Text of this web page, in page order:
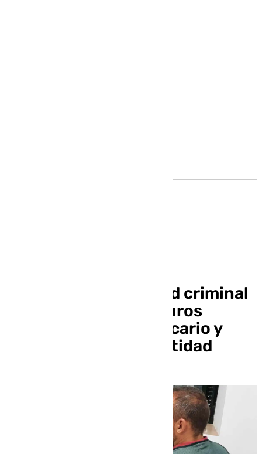
Desarticulada una red criminal
que estafó 30.000 euros
mediante fraude bancario y
suplantación de identidad